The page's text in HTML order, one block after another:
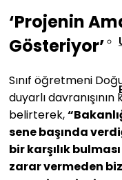
‘Projenin
Gösteriyor’
Sınıf öğretmeni
duyarlı davranışının
belirterek,
sene başında
bir karşılık
zarar vermeden